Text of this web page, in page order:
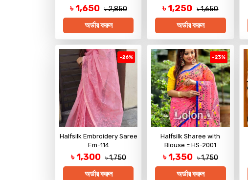
৳ 1,650 ৳ 2,850
অর্ডার করুন
৳ 1,250 ৳ 1,650
অর্ডার করুন
-26%
Halfsilk Embroidery Saree
Em-114
৳ 1,300 ৳ 1,750
অর্ডার করুন
-23%
Halfsilk Sharee with
Blouse = HS-2001
৳ 1,350 ৳ 1,750
অর্ডার করুন